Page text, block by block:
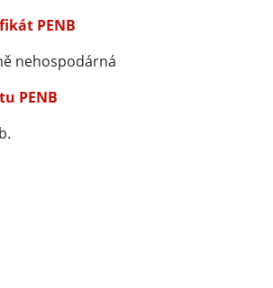
PENB
nehospodárná
PENB